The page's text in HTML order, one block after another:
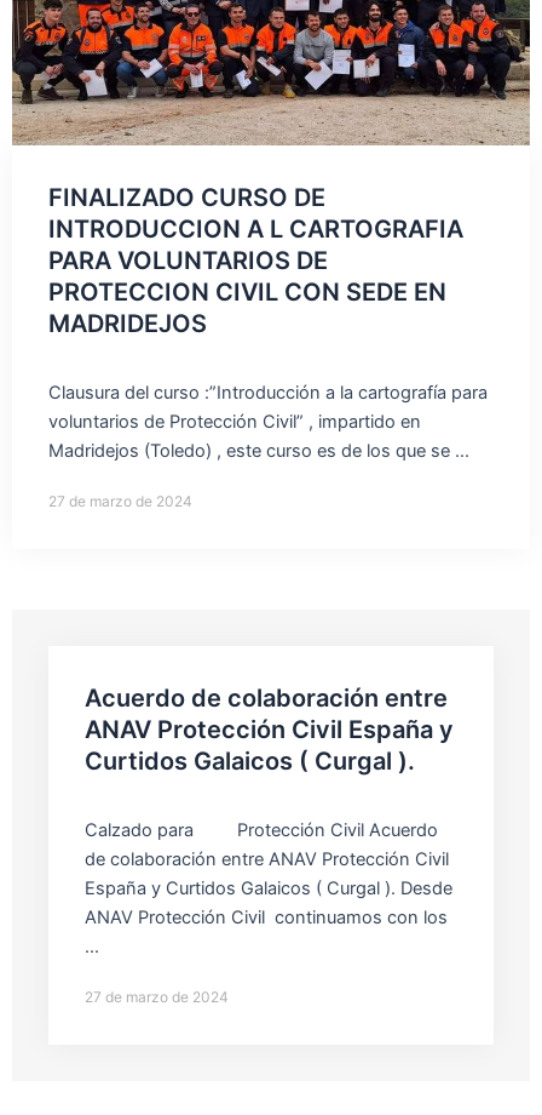
FINALIZADO CURSO DE
INTRODUCCION A L CARTOGRAFIA
PARA VOLUNTARIOS DE
PROTECCION CIVIL CON SEDE EN
MADRIDEJOS
Clausura del curso :”Introducción a la cartografía para
voluntarios de Protección Civil” , impartido en
Madridejos (Toledo) , este curso es de los que se ...
27 de marzo de 2024
Acuerdo de colaboración entre
ANAV Protección Civil España y
Curtidos Galaicos ( Curgal ).
Calzado para Protección Civil Acuerdo
de colaboración entre ANAV Protección Civil
España y Curtidos Galaicos ( Curgal ). Desde
ANAV Protección Civil continuamos con los
...
27 de marzo de 2024